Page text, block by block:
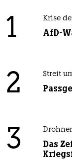
1 Krise
AfD-
2 Streit
3
Das